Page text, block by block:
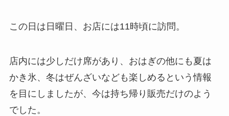
この日は日曜日、お店には11時頃に訪問。
店内には少しだけ席があり、おはぎの他にも夏は
かき氷、冬はぜんざいなども楽しめるという情報
を目にしましたが、今は持ち帰り販売だけのよう
でした。